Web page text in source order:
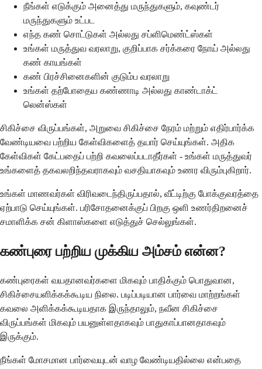
நீங்கள் எடுக்கும் அனைத்து மருந்துகளும், கவுண்டர்
மருந்துகளும் உட்பட
எந்த கண் சொட்டுகள் அல்லது சப்ளிமெண்ட்ஸ்கள்
உங்கள் மருத்துவ வரலாறு, குறிப்பாக சர்க்கரை நோய் அல்லது
கண் காயங்கள்
கண் பிரச்சினைகளின் குடும்ப வரலாறு
உங்கள் தற்போதைய கண்ணாடி அல்லது காண்டாக்ட்
லென்ஸ்கள்
சிகிச்சை விருப்பங்கள், அறுவை சிகிச்சை நேரம் மற்றும் எதிர்பார்க்க
வேண்டியவை பற்றிய கேள்விகளைத் தயார் செய்யுங்கள். அதிக
கேள்விகள் கேட்பதைப் பற்றி கவலைப்படாதீர்கள் - உங்கள் மருத்துவர்
உங்களைத் தகவலறிந்தவராகவும் வசதியாகவும் உணர விரும்புகிறார்.
உங்கள் மாணவர்கள் விரிவடைந்திருப்பதால், வீட்டிற்கு போக்குவரத்தை
ஏற்பாடு செய்யுங்கள். பரிசோதனைக்குப் பிறகு ஒளி உணர்திறனைச்
சமாளிக்க சன் கிளாஸ்களை எடுத்துச் செல்லுங்கள்.
கண்புரை பற்றிய முக்கிய அம்சம் என்ன?
கண்புரைகள் வயதானவர்களை மிகவும் பாதிக்கும் பொதுவான,
சிகிச்சையளிக்கக்கூடிய நிலை. படிப்படியான பார்வை மாற்றங்கள்
கவலை அளிக்கக்கூடியதாக இருந்தாலும், நவீன சிகிச்சை
விருப்பங்கள் மிகவும் பயனுள்ளதாகவும் பாதுகாப்பானதாகவும்
இருக்கும்.
நீங்கள் மோசமான பார்வையுடன் வாழ வேண்டியதில்லை என்பதை